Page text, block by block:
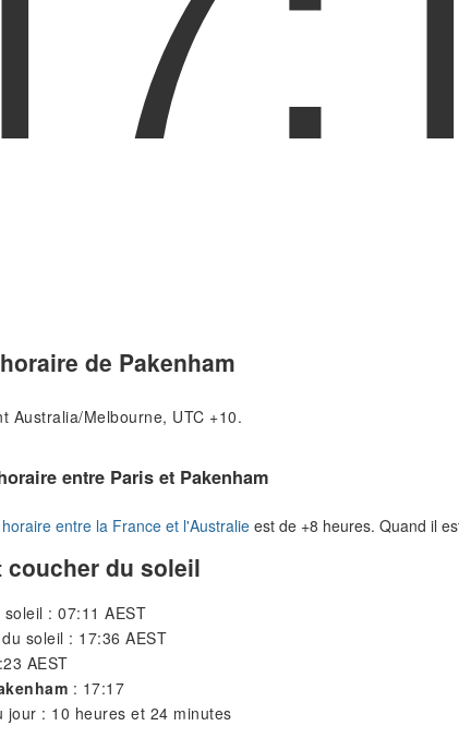
de Pakenham
Australia/Melbourne, UTC +10.
entre Paris et Pakenham
entre la France et l'Australie est de +8 heures. Quand il
coucher du soleil
: 07:11 AEST
soleil : 17:36 AEST
AEST
: 17:17
jour : 10 heures et 24 minutes